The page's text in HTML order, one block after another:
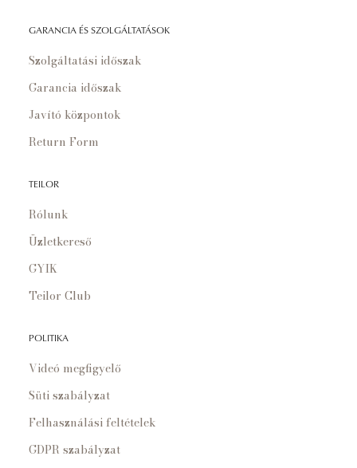
GARANCIA ÉS SZOLGÁLTATÁSOK
Szolgáltatási időszak
Garancia időszak
Javító központok
Return Form
TEILOR
Rólunk
Üzletkereső
GYIK
Teilor Club
POLITIKA
Videó megfigyelő
Süti szabályzat
Felhasználási feltételek
GDPR szabályzat